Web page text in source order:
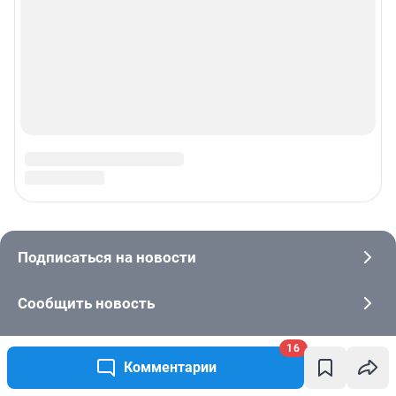
Комментарии
16